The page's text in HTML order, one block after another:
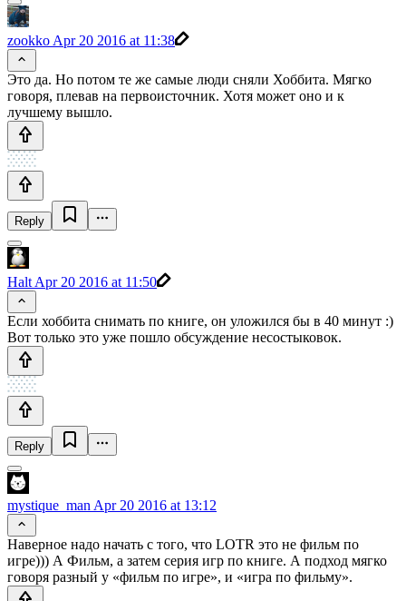
zookko Apr 20 2016 at 11:38
Это да. Но потом те же самые люди сняли Хоббита. Мягко
говоря, плевав на первоисточник. Хотя может оно и к
лучшему вышло.
Reply
Halt Apr 20 2016 at 11:50
Если хоббита снимать по книге, он уложился бы в 40 минут :)
Вот только это уже пошло обсуждение несостыковок.
Reply
mystique_man Apr 20 2016 at 13:12
Наверное надо начать с того, что LOTR это не фильм по
игре))) А Фильм, а затем серия игр по книге. А подход мягко
говоря разный у «фильм по игре», и «игра по фильму».